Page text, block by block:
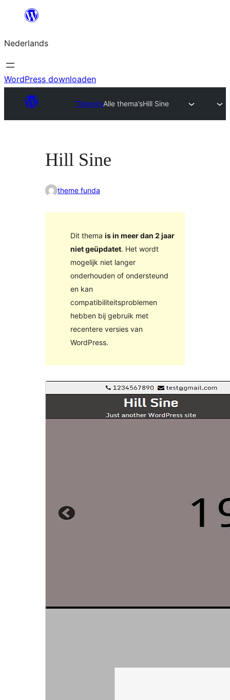
de
inhoud
Nederlands
WordPress downloaden
Thema’sAlle thema’sHill Sine
Hill Sine
theme funda
Dit thema is in meer dan 2 jaar
niet geüpdatet. Het wordt
mogelijk niet langer
onderhouden of ondersteund
en kan
compatibiliteitsproblemen
hebben bij gebruik met
recentere versies van
WordPress.